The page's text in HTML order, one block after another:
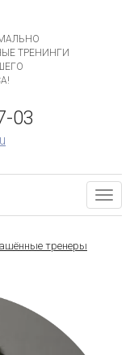
ТРЕНИНГИ
03
тренеры